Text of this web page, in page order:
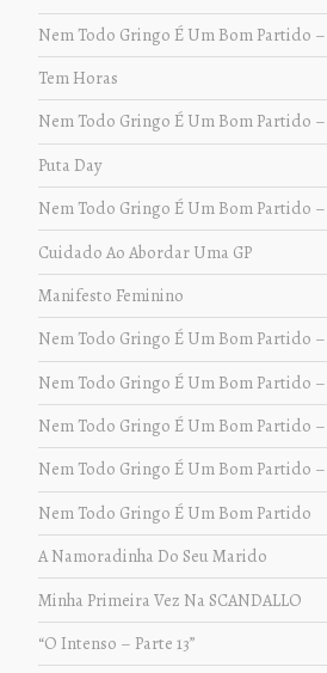
Nem Todo Gringo É Um Bom Partido –
Tem Horas
Nem Todo Gringo É Um Bom Partido –
Puta Day
Nem Todo Gringo É Um Bom Partido –
Cuidado Ao Abordar Uma GP
Manifesto Feminino
Nem Todo Gringo É Um Bom Partido –
Nem Todo Gringo É Um Bom Partido
Nem Todo Gringo É Um Bom Partido –
Nem Todo Gringo É Um Bom Partido –
Nem Todo Gringo É Um Bom Partido
A Namoradinha Do Seu Marido
Minha Primeira Vez Na SCANDALLO
“O Intenso – Parte 13”